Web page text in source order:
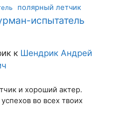
полярный летчик
испытатель
к Шендрик Андрей
и хороший актер.
во всех твоих